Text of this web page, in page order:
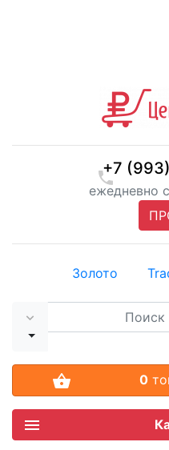
+7
ежедневно
Золото
0